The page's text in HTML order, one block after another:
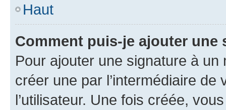
Haut
Comment puis-je ajouter une
Pour ajouter une signature à un
créer une par l’intermédiaire
l’utilisateur. Une fois créée,